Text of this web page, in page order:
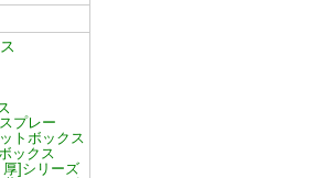
プレー
トボックス
ックス
厚]シリーズ